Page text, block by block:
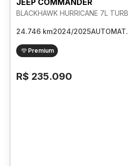
JEEP COMMANDER
24.746 km2024/2025AUTOMAT.
Premium
R$ 235.090